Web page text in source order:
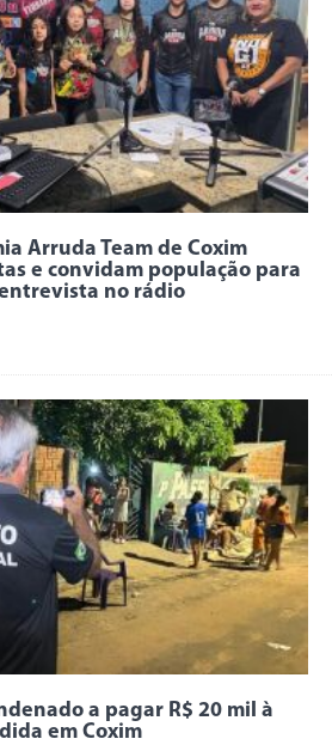
Arruda Team de Coxim
e convidam população para
no rádio
a pagar R$ 20 mil à
em Coxim